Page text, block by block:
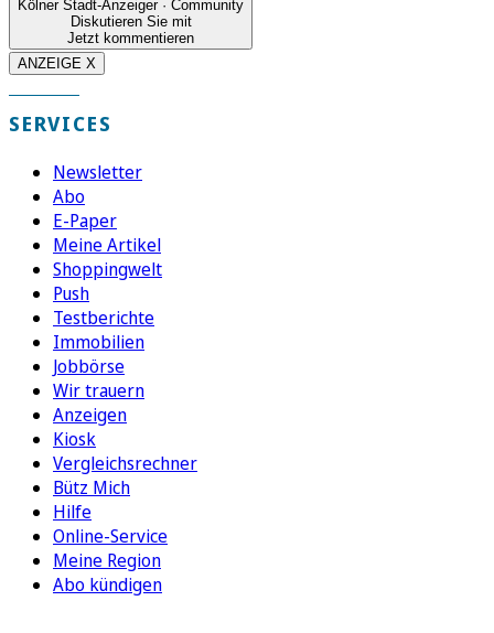
Kölner Stadt-Anzeiger · Community
Diskutieren Sie mit
Jetzt kommentieren
ANZEIGE X
SERVICES
Newsletter
Abo
E-Paper
Meine Artikel
Shoppingwelt
Push
Testberichte
Immobilien
Jobbörse
Wir trauern
Anzeigen
Kiosk
Vergleichsrechner
Bütz Mich
Hilfe
Online-Service
Meine Region
Abo kündigen